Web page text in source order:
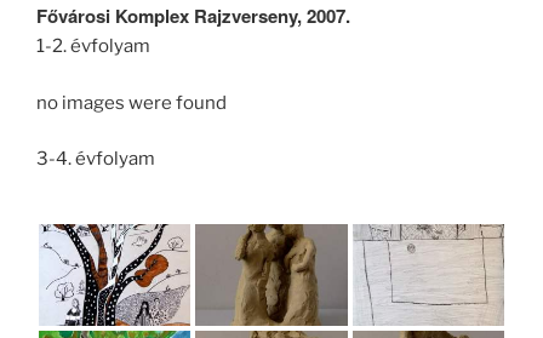
Fővárosi Komplex Rajzverseny, 2007.
1-2. évfolyam
no images were found
3-4. évfolyam